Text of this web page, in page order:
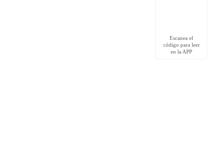
Escanea el
código para leer
en la APP